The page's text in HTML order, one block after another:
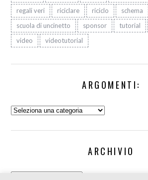
regali veri
riciclare riciclo schema
scuola di uncinetto
sponsor tutorial
video
videotutorial
ARGOMENTI:
Argomenti:
ARCHIVIO
Archivio